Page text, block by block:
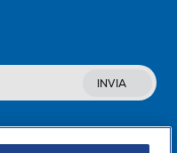
INVIA